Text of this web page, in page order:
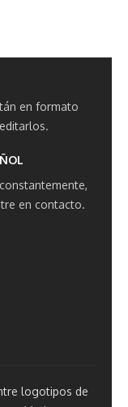
en formato
en contacto.
logotipos de